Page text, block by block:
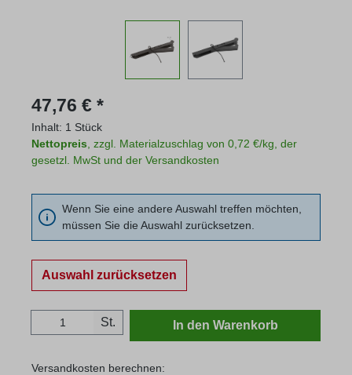
Regulärer Preis:
47,76 € *
Inhalt: 1 Stück
Nettopreis , zzgl. Materialzuschlag von 0,72 €/kg, der
gesetzl. MwSt und der Versandkosten
Wenn Sie eine andere Auswahl treffen möchten,
müssen Sie die Auswahl zurücksetzen.
Auswahl zurücksetzen
Produkt Anzahl: Gib den gewünschten
St. In den Warenkorb
Versandkosten berechnen: